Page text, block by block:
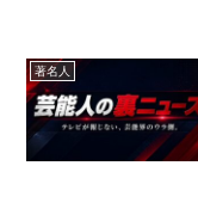
著名人